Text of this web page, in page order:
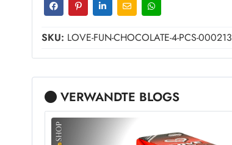
SKU: LOVE-FUN-CHOCOLATE-4-PCS-
VERWANDTE BLOGS